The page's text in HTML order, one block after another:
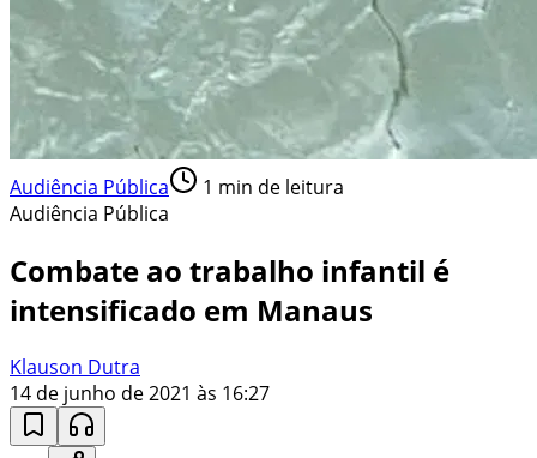
Audiência Pública 1 min de leitura
Audiência Pública
Combate ao trabalho infantil é
intensificado em Manaus
Klauson Dutra
14 de junho de 2021 às 16:27